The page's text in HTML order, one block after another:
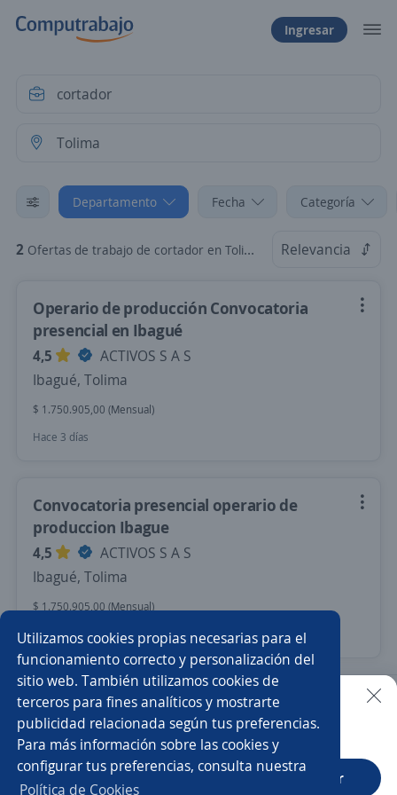
Utilizamos cookies propias necesarias para el
funcionamiento correcto y personalización del
sitio web. También utilizamos cookies de
terceros para fines analíticos y mostrarte
publicidad relacionada según tus preferencias.
Para más información sobre las cookies y
configurar tus preferencias, consulta nuestra
Política de Cookies
Ingresar
Departamento Fecha Categoría
2 Ofertas de trabajo de cortador en Tolima Relevancia
Operario de producción Convocatoria
presencial en Ibagué
4,5
ACTIVOS S A S
Ibagué, Tolima
$ 1.750.905,00 (Mensual)
Hace 3 días
Convocatoria presencial operario de
produccion Ibague
4,5
ACTIVOS S A S
Ibagué, Tolima
$ 1.750.905,00 (Mensual)
Hace 4 días
Nuevas ofertas de empleo Avísame
Empleos similares
Vendedor/a puerta a puerta
Buscar es más fácil en la app
CT App Abrir